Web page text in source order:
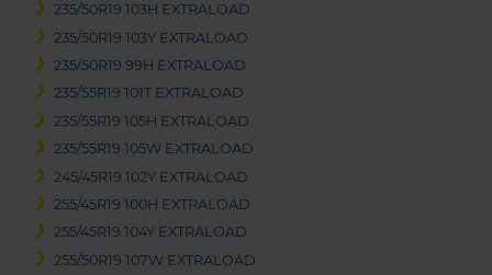
235/50R19 103H EXTRALOAD
235/50R19 103Y EXTRALOAD
235/50R19 99H EXTRALOAD
235/55R19 101T EXTRALOAD
235/55R19 105H EXTRALOAD
235/55R19 105W EXTRALOAD
245/45R19 102Y EXTRALOAD
255/45R19 100H EXTRALOAD
255/45R19 104Y EXTRALOAD
255/50R19 107W EXTRALOAD